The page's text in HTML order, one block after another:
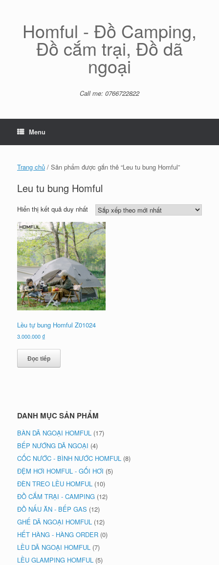
Homful - Đồ Camping,
Đồ cắm trại, Đồ dã
ngoại
Call me: 0766722822
Menu
Trang chủ / Sản phẩm được gắn thẻ “Leu tu bung Homful”
Leu tu bung Homful
Hiển thị kết quả duy nhất
Lều tự bung Homful Z01024
3.000.000₫
Đọc tiếp
DANH MỤC SẢN PHẨM
BÀN DÃ NGOẠI HOMFUL (17)
BẾP NƯỚNG DÃ NGOẠI (4)
CỐC NƯỚC - BÌNH NƯỚC HOMFUL (8)
ĐỆM HƠI HOMFUL - GỐI HƠI (5)
ĐÈN TREO LỀU HOMFUL (10)
ĐỒ CẮM TRẠI - CAMPING (12)
ĐỒ NẤU ĂN - BẾP GAS (12)
GHẾ DÃ NGOẠI HOMFUL (12)
HẾT HÀNG - HÀNG ORDER (0)
LỀU DÃ NGOẠI HOMFUL (7)
LỀU GLAMPING HOMFUL (5)